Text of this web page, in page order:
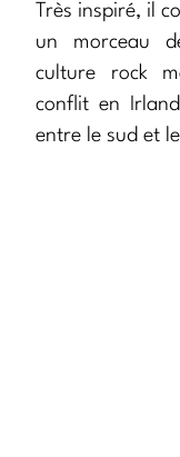
Très inspiré, il
un morceau
culture rock
conflit en
entre le sud et